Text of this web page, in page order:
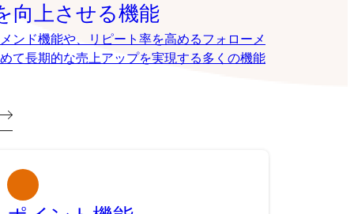
向上させる機能
ンド機能や、リピート率を高めるフォローメ
て長期的な売上アップを実現する多くの機能